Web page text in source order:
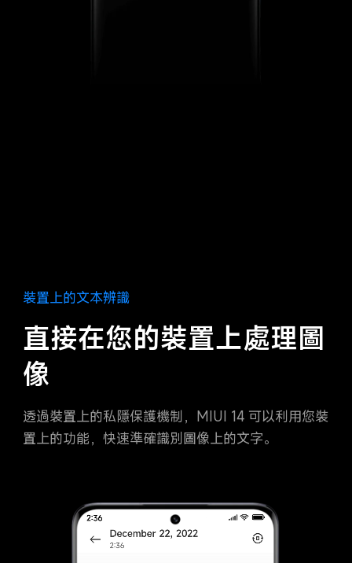
裝置上的文本辨識
直接在您的裝置上處理圖
像
透過裝置上的私隱保護機制，MIUI 14 可以利用您裝
置上的功能，快速準確識別圖像上的文字。